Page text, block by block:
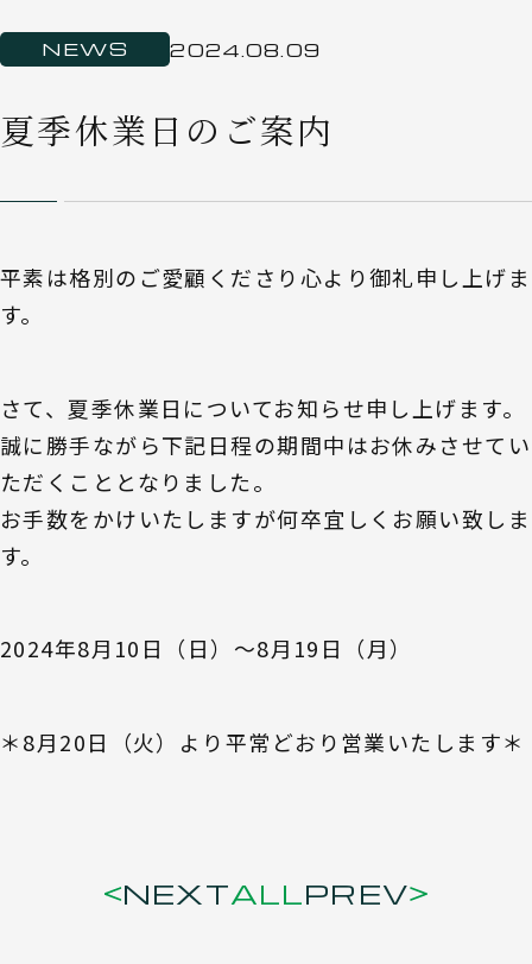
NEWS 2024.08.09
夏季休業日のご案内
平素は格別のご愛顧くださり心より御礼申し上げま
す。
さて、夏季休業日についてお知らせ申し上げます。
誠に勝手ながら下記日程の期間中はお休みさせてい
ただくこととなりました。
お手数をかけいたしますが何卒宜しくお願い致しま
す。
2024年8月10日（日）～8月19日（月）
＊8月20日（火）より平常どおり営業いたします＊
NEXTALLPREV